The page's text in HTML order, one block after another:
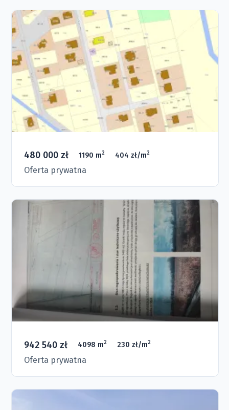
480 000 zł 1190 m2 404 zł/m2
Oferta prywatna
942 540 zł 4098 m2 230 zł/m2
Oferta prywatna